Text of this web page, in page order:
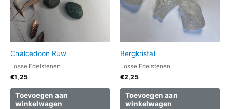
Chalcedoon Ruw
Losse Edelstenen
€1,25
Toevoegen aan
winkelwagen
Bergkristal
Losse Edelstenen
€2,25
Toevoegen aan
winkelwagen